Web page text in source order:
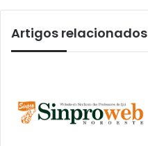
Artigos relacionados